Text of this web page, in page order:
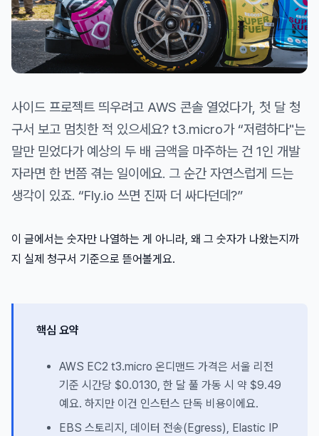
사이드 프로젝트 띄우려고 AWS 콘솔 열었다가, 첫 달 청
구서 보고 멈칫한 적 있으세요? t3.micro가 “저렴하다"는
말만 믿었다가 예상의 두 배 금액을 마주하는 건 1인 개발
자라면 한 번쯤 겪는 일이에요. 그 순간 자연스럽게 드는
생각이 있죠. “Fly.io 쓰면 진짜 더 싸다던데?”
이 글에서는 숫자만 나열하는 게 아니라, 왜 그 숫자가 나왔는지까
지 실제 청구서 기준으로 뜯어볼게요.
핵심 요약
AWS EC2 t3.micro 온디맨드 가격은 서울 리전
기준 시간당 $0.0130, 한 달 풀 가동 시 약 $9.49
예요. 하지만 이건 인스턴스 단독 비용이에요.
EBS 스토리지, 데이터 전송(Egress), Elastic IP